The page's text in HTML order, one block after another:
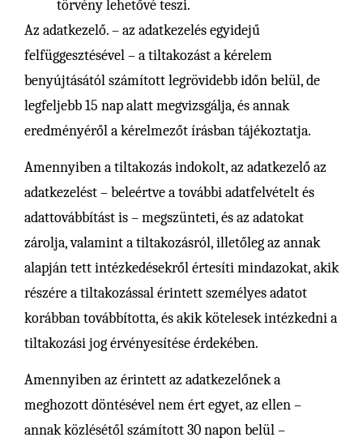
törvény lehetővé teszi.
Az adatkezelő. – az adatkezelés egyidejű
felfüggesztésével – a tiltakozást a kérelem
benyújtásától számított legrövidebb időn belül, de
legfeljebb 15 nap alatt megvizsgálja, és annak
eredményéről a kérelmezőt írásban tájékoztatja.
Amennyiben a tiltakozás indokolt, az adatkezelő az
adatkezelést – beleértve a további adatfelvételt és
adattovábbítást is – megszünteti, és az adatokat
zárolja, valamint a tiltakozásról, illetőleg az annak
alapján tett intézkedésekről értesíti mindazokat, akik
részére a tiltakozással érintett személyes adatot
korábban továbbította, és akik kötelesek intézkedni a
tiltakozási jog érvényesítése érdekében.
Amennyiben az érintett az adatkezelőnek a
meghozott döntésével nem ért egyet, az ellen –
annak közlésétől számított 30 napon belül –